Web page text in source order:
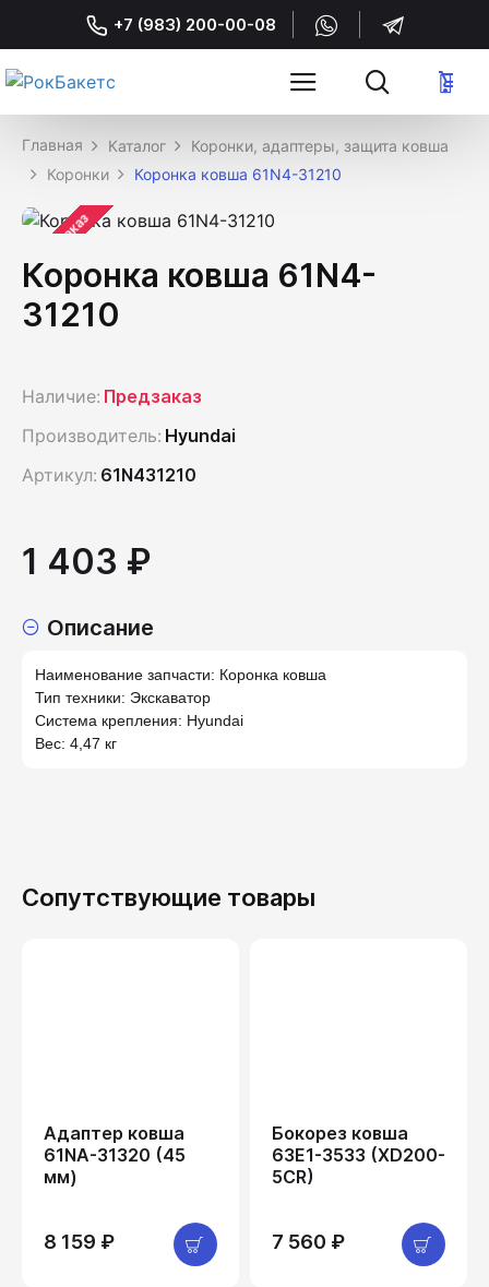
+7 (983) 200-00-08
Каталог
Коронки, адаптеры, защита ковша
Коронки
Коронка ковша 61N4-31210
Предзаказ
Коронка ковша 61N4-
31210
1 403 ₽
Наличие: Предзаказ
Производитель: Hyundai
Артикул: 61N431210
Описание
Наименование запчасти: Коронка ковша
Тип техники: Экскаватор
Система крепления: Hyundai
Вес: 4,47 кг
Сопутствующие товары
Адаптер ковша
61NA-31320 (45
мм)
8 159 ₽
Бокорез ковша
63E1-3533 (XD200-
5CR)
7 560 ₽